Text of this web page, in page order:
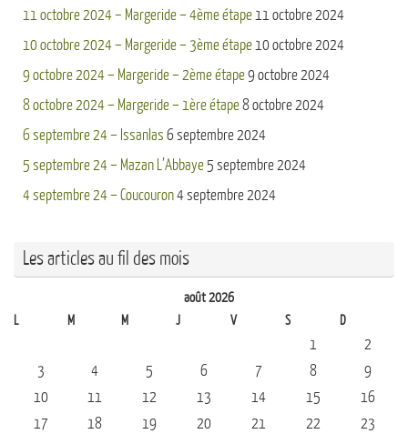
11 octobre 2024 – Margeride – 4ème étape11 octobre 2024
10 octobre 2024 – Margeride – 3ème étape10 octobre 2024
9 octobre 2024 – Margeride – 2ème étape9 octobre 2024
8 octobre 2024 – Margeride – 1ère étape8 octobre 2024
6 septembre 24 – Issanlas 6 septembre 2024
5 septembre 24 – Mazan L’Abbaye 5 septembre 2024
4 septembre 24 – Coucouron4 septembre 2024
Les articles au fil des mois
août 2026
L
M M J V S D
1
2
3
4 5 6 7 8
9
10
11 12 13 14 15
16
17
18 19 20 21 22
23